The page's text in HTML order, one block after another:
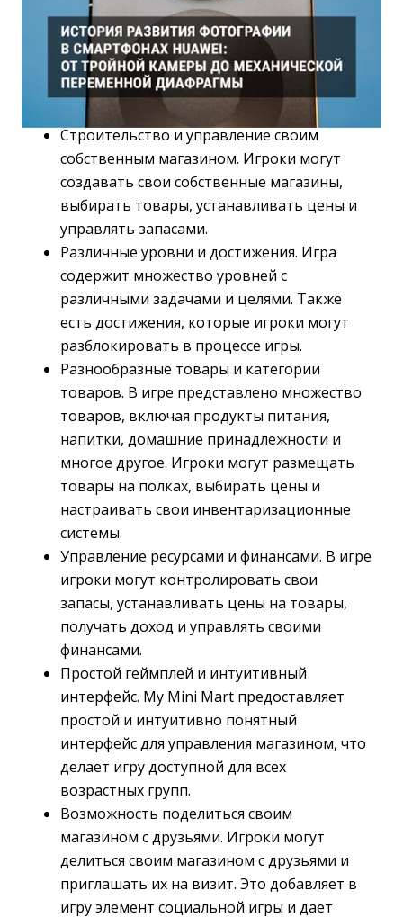
Строительство и управление своим
собственным магазином. Игроки могут
создавать свои собственные магазины,
выбирать товары, устанавливать цены и
управлять запасами.
Различные уровни и достижения. Игра
содержит множество уровней с
различными задачами и целями. Также
есть достижения, которые игроки могут
разблокировать в процессе игры.
Разнообразные товары и категории
товаров. В игре представлено множество
товаров, включая продукты питания,
напитки, домашние принадлежности и
многое другое. Игроки могут размещать
товары на полках, выбирать цены и
настраивать свои инвентаризационные
системы.
Управление ресурсами и финансами. В игре
игроки могут контролировать свои
запасы, устанавливать цены на товары,
получать доход и управлять своими
финансами.
Простой геймплей и интуитивный
интерфейс. My Mini Mart предоставляет
простой и интуитивно понятный
интерфейс для управления магазином, что
делает игру доступной для всех
возрастных групп.
Возможность поделиться своим
магазином с друзьями. Игроки могут
делиться своим магазином с друзьями и
приглашать их на визит. Это добавляет в
игру элемент социальной игры и дает